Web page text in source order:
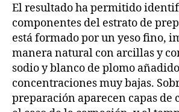
El resultado ha permitido
componentes del estrato de
está formado por un yeso fino,
manera natural con arcillas y
sodio y blanco de plomo
concentraciones muy bajas.
preparación aparecen capas de